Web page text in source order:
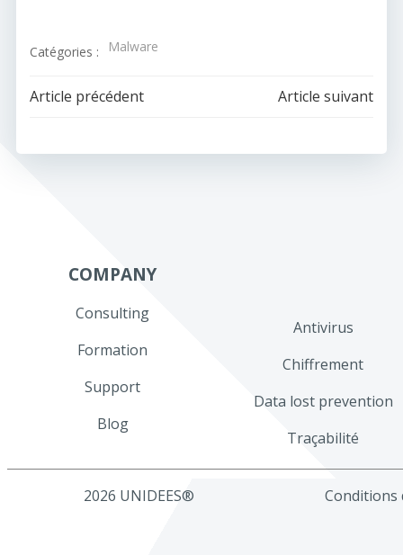
Catégories : Malware
Navigation
de
Article précédent
Navigation
de
Article suivant
COMPANY
Consulting
Formation
Support
Blog
Antivirus
Chiffrement
Data lost prevention
Traçabilité
2026 UNIDEES® Conditions